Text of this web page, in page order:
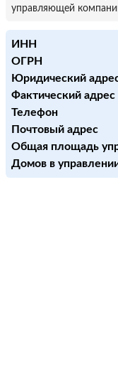
управляющей
ИНН
ОГРН
Юридический
Фактический адрес
Телефон
Почтовый адрес
Общая площадь
Домов в